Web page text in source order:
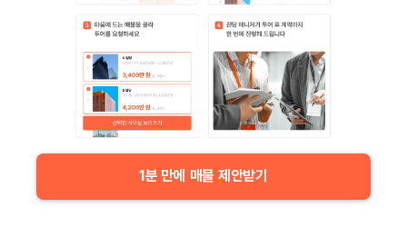
1분 만에 매물 제안받기